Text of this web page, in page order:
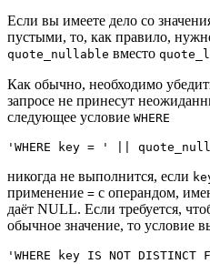
Если вы имеете дело со
пустыми, то, как правило,
quote_nullable вместо
Как обычно, необходимо
запросе не принесут
следующее условие WHERE
'WHERE key = ' ||
никогда не выполнится, если
применение = с операндом,
даёт NULL. Если требуется,
обычное значение, то условие
'WHERE key IS NOT